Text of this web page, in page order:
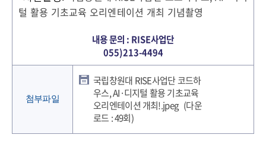
털 활용 기초교육 오리엔테이션 개최 기념촬영
내용 문의 : RISE사업단
055)213-4494
첨부파일
국립창원대 RISE사업단 코드하
우스, AI·디지털 활용 기초교육
오리엔테이션 개최!.jpeg (다운
로드 : 49회)